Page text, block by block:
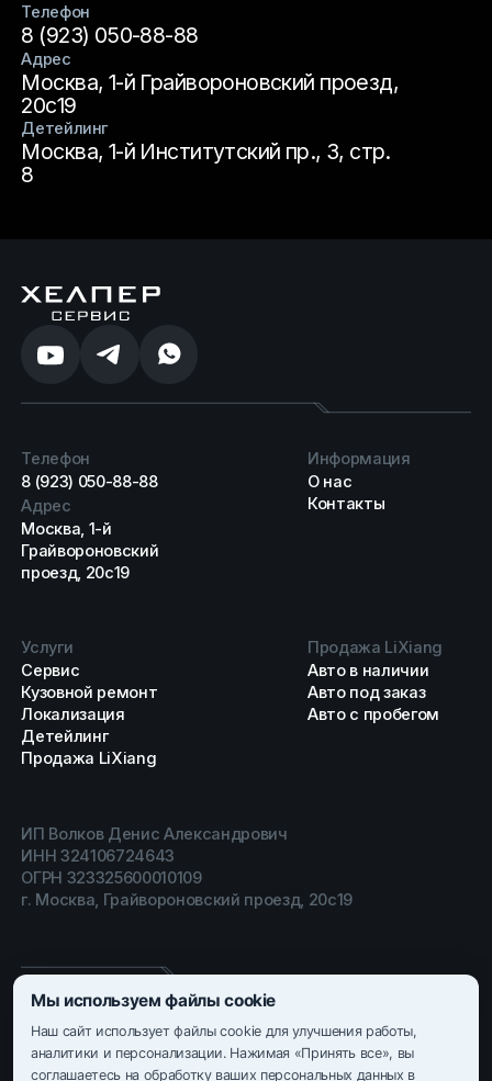
Телефон
8 (923) 050-88-88
Адрес
Москва, 1-й Грайвороновский проезд,
20с19
Детейлинг
Москва, 1-й Институтский пр., 3, стр.
8
Телефон
8 (923) 050-88-88
Адрес
Москва, 1-й
Грайвороновский
проезд, 20с19
Информация
О нас
Контакты
Услуги
Сервис
Кузовной ремонт
Локализация
Детейлинг
Продажа LiXiang
Продажа LiXiang
Авто в наличии
Авто под заказ
Авто с пробегом
ИП Волков Денис Александрович
ИНН 324106724643
ОГРН 323325600010109
г. Москва, Грайвороновский проезд, 20с19
© Все права защищены. Информация, предоставленная на
сайте, не является публичной офертой.
Политика конфиденциальности
Мы используем файлы cookie
Наш сайт использует файлы cookie для улучшения работы,
аналитики и персонализации. Нажимая «Принять все», вы
соглашаетесь на обработку ваших персональных данных в